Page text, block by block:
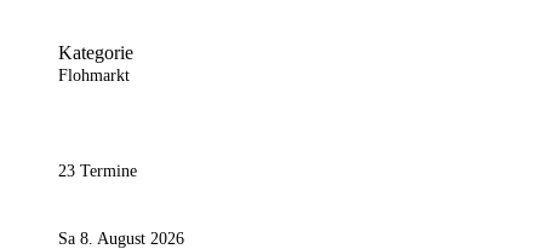
Kategorie
Flohmarkt
23 Termine
Sa 8. August 2026